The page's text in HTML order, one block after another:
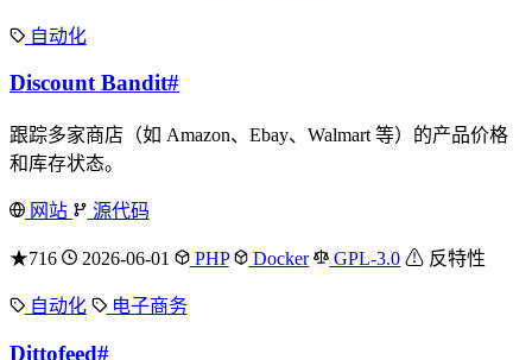
自动化
Discount Bandit#
跟踪多家商店（如 Amazon、Ebay、Walmart 等）的产品价格
和库存状态。
网站 源代码
★716 2026-06-01 PHP Docker GPL-3.0 ⚠ 反特性
自动化 电子商务
Dittofeed#